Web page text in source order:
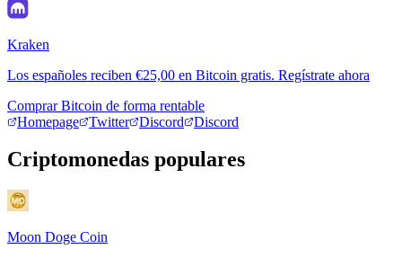
Kraken
Los españoles reciben €25,00 en Bitcoin gratis. Regístrate ahora
Comprar Bitcoin de forma rentable
Homepage
Twitter Discord Discord
Criptomonedas populares
Moon Doge Coin